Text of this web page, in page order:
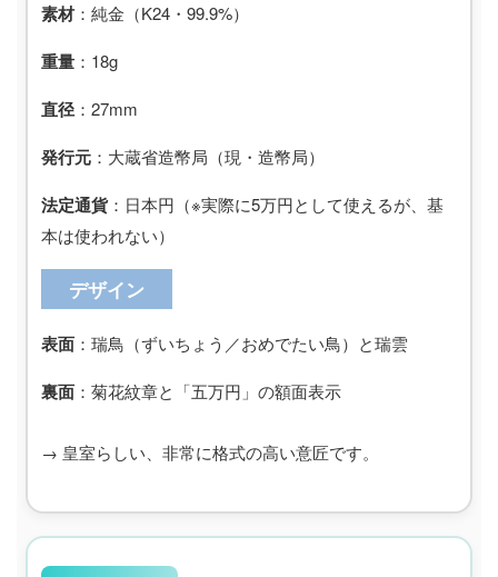
素材：純金（K24・99.9%）
重量 ：18g
直径 ：27mm
発行元 ：大蔵省造幣局（現・造幣局）
法定通貨：日本円（※実際に5万円として使えるが、基
本は使われない）
デザイン
表面 ：瑞鳥（ずいちょう／おめでたい鳥）と瑞雲
裏面 ：菊花紋章と「五万円」の額面表示
→ 皇室らしい、非常に格式の高い意匠です。